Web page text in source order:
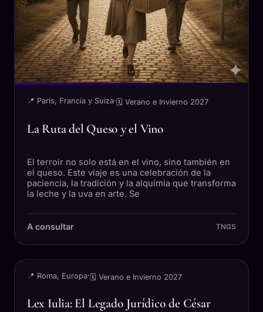
📍 París, Francia y Suiza· 🗓 Verano e Invierno 2027
La Ruta del Queso y el Vino
El terroir no solo está en el vino, sino también en
el queso. Este viaje es una celebración de la
paciencia, la tradición y la alquimia que transforma
la leche y la uva en arte. Se
A consultar TNGS
VIAJE
📍 Roma, Europa·🗓 Verano e Invierno 2027
Lex Iulia: El Legado Jurídico de César